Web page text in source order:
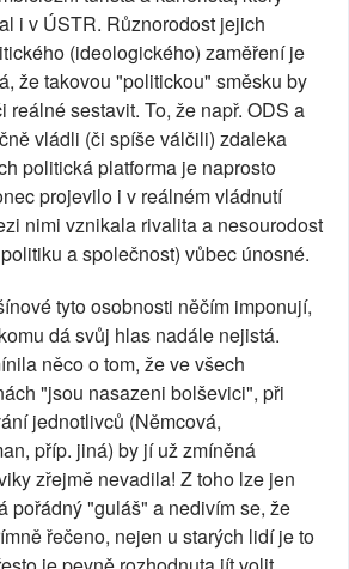
i v ÚSTR. Různorodost jejich
(ideologického) zaměření je
že takovou "politickou" směsku by
reálné sestavit. To, že např. ODS a
vládli (či spíše válčili) zdaleka
politická platforma je naprosto
projevilo i v reálném vládnutí
nimi vznikala rivalita a nesourodost
a společnost) vůbec únosné.
tyto osobnosti něčím imponují,
dá svůj hlas nadále nejistá.
něco o tom, že ve všech
"jsou nasazeni bolševici", při
jednotlivců (Němcová,
příp. jiná) by jí už zmíněná
zřejmě nevadila! Z toho lze jen
pořádný "guláš" a nedivím se, že
řečeno, nejen u starých lidí je to